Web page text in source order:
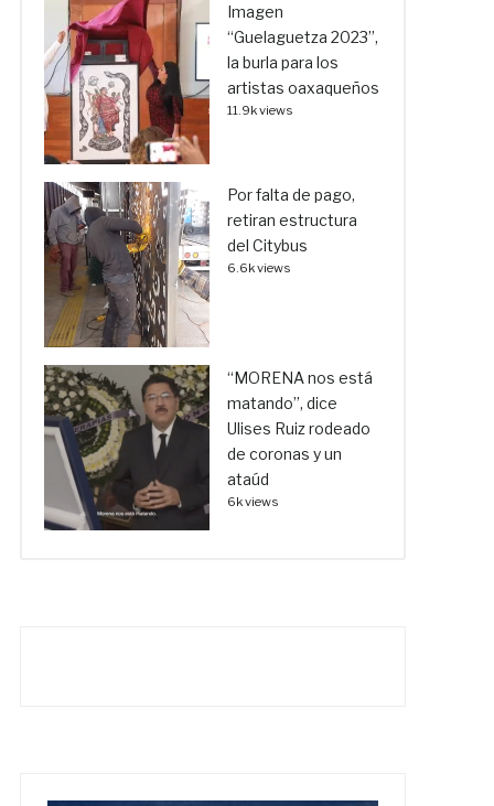
Imagen
“Guelaguetza 2023”,
la burla para los
artistas oaxaqueños
11.9k views
Por falta de pago,
retiran estructura
del Citybus
6.6k views
“MORENA nos está
matando”, dice
Ulises Ruiz rodeado
de coronas y un
ataúd
6k views